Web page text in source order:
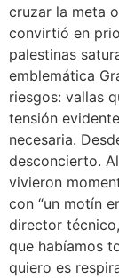
cruzar la meta
convirtió en
palestinas
emblemática
riesgos: vallas
tensión
necesaria.
desconcierto.
vivieron
con “un motín
director
que habíamos
quiero es